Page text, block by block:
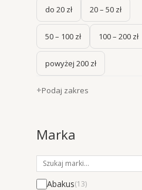
do 20 zł 20 – 50 zł
50 – 100 zł 100 – 200 zł
powyżej 200 zł
Podaj zakres
Marka
Abakus(13)